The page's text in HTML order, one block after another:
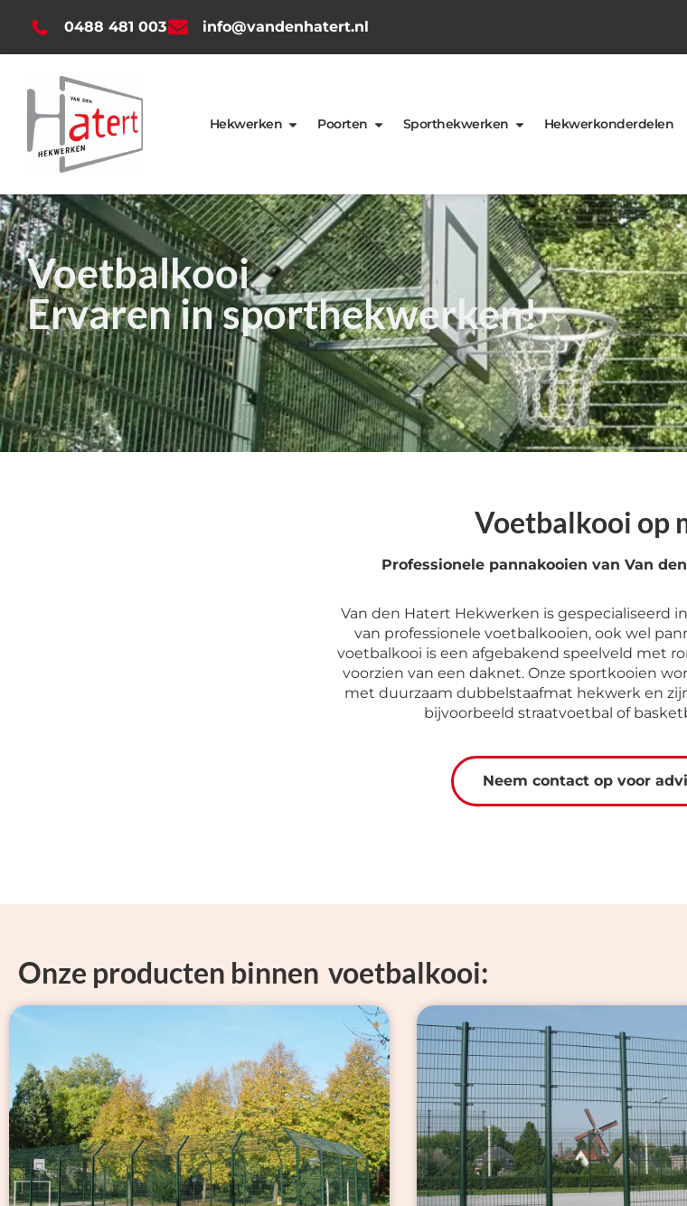
0488 481 003 info@vandenhatert.nl
Hekwerken Poorten Sporthekwerken Hekwerkonderdelen
Voetbalkooi
Ervaren in sporthekwerken!
Voetbalkooi op
Professionele pannakooien van Van
Van den Hatert Hekwerken is gespecialiseerd
van professionele voetbalkooien, ook wel
voetbalkooi is een afgebakend speelveld met
voorzien van een daknet. Onze sportkooien
met duurzaam dubbelstaafmat hekwerk en
bijvoorbeeld straatvoetbal of
Neem contact op voor
Onze producten binnen voetbalkooi: